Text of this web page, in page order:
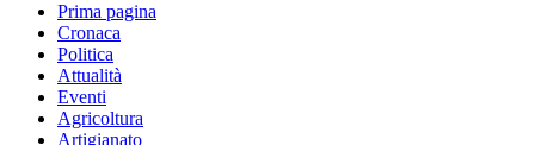
Prima pagina
Cronaca
Politica
Attualità
Eventi
Agricoltura
Artigianato